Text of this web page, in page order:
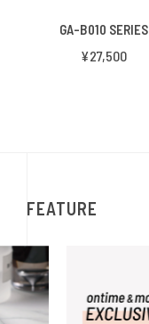
GA-B010 SERIES
¥27,500
FEATURE